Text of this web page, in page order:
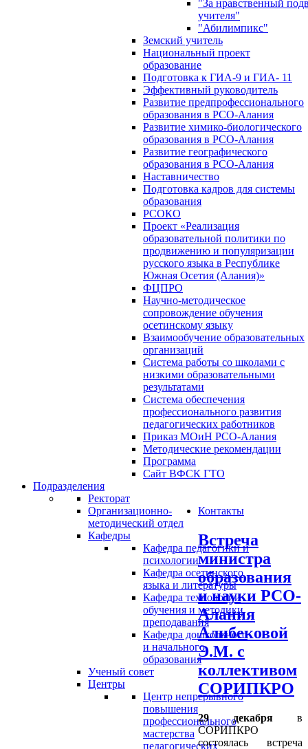
"За нравственный
учителя"
"Абилимпикс"
Земский учитель
Национальный проект
образование
Подготовка к ГИА-9 и ГИА- 11
Эффективный руководитель
Развитие предпрофессионального
образования в РСО-Алания
Развитие химико-биологического
образования в РСО-Алания
Развитие географического
образования в РСО-Алания
Наставничество
Подготовка кадров для системы
образования
РСОКО
Проект «Реализация
образовательной политики по
продвижению и популяризации
русского языка в Республике
Южная Осетия (Алания)»
ФЦПРО
Научно-методическое
сопровождение обучения
осетинскому языку
Взаимообучение образовательных
организаций
Система работы со школами с
низкими образовательными
результатами
Система обеспечения
профессионального развития
педагогических работников
Приказ МОиН РСО-Алания
Методические рекомендации
Программа
Сайт ВФСК ГТО
Подразделения
Ректорат
Организационно-
методический отдел
Кафедры
Кафедра педагогики и
психологии
Кафедра осетинского
языка и литературы
Кафедра технологии
обучения и методики
преподавания
Кафедра дошкольного
и начального
образования
Ученый совет
Центры
Центр непрерывного
повышения
профессионального
мастерства
педагогических
Контакты
Встреча
министра
образования
и науки РСО-
Алания
Алибековой
Э.М. с
коллективом
СОРИПКРО
29 декабря в
СОРИПКРО
состоялась встреча